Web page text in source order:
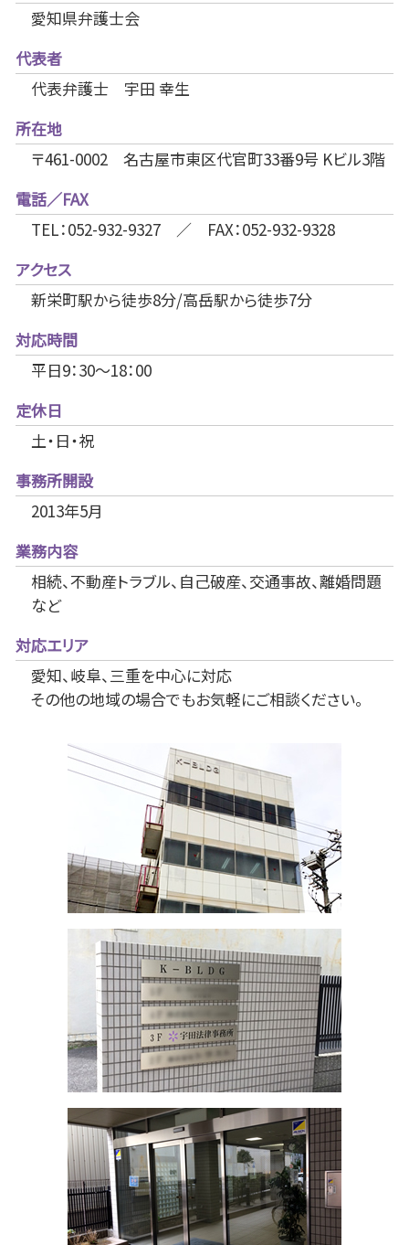
愛知県弁護士会
代表者
代表弁護士 宇田 幸生
所在地
〒461-0002 名古屋市東区代官町33番9号 Kビル3階
電話／FAX
TEL：052-932-9327 ／ FAX：052-932-9328
アクセス
新栄町駅から徒歩8分/高岳駅から徒歩7分
対応時間
平日9：30～18：00
定休日
土・日・祝
事務所開設
2013年5月
業務内容
相続、不動産トラブル、自己破産、交通事故、離婚問題
など
対応エリア
愛知、岐阜、三重を中心に対応
その他の地域の場合でもお気軽にご相談ください。